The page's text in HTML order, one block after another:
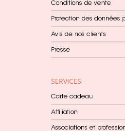
Conditions de vente
Protection des données
Avis de nos clients
Presse
SERVICES
Carte cadeau
Affiliation
Associations et